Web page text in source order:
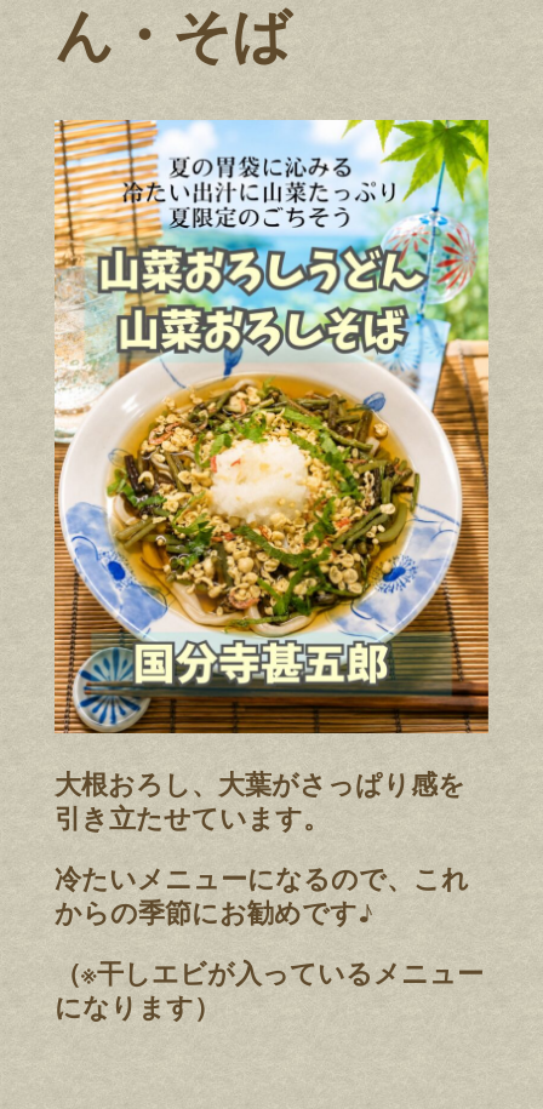
ん・そば
大根おろし、大葉がさっぱり感を
引き立たせています。
冷たいメニューになるので、これ
からの季節にお勧めです♪
（※干しエビが入っているメニュー
になります）